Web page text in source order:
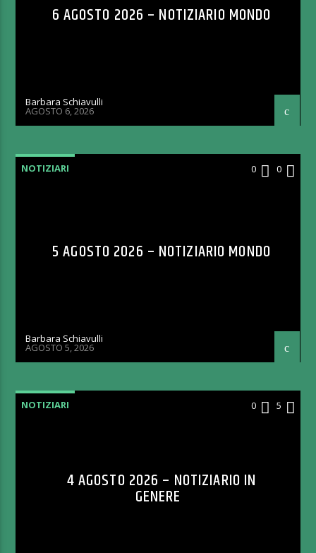
6 AGOSTO 2026 – NOTIZIARIO MONDO
Barbara Schiavulli
AGOSTO 6, 2026
NOTIZIARI 0 0
5 AGOSTO 2026 – NOTIZIARIO MONDO
Barbara Schiavulli
AGOSTO 5, 2026
NOTIZIARI 0 5
4 AGOSTO 2026 – NOTIZIARIO IN
GENERE